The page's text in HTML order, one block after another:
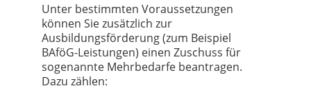
Unter bestimmten Voraussetzungen
können Sie zusätzlich zur
Ausbildungsförderung (zum Beispiel
BAföG-Leistungen) einen Zuschuss für
sogenannte Mehrbedarfe beantragen.
Dazu zählen: